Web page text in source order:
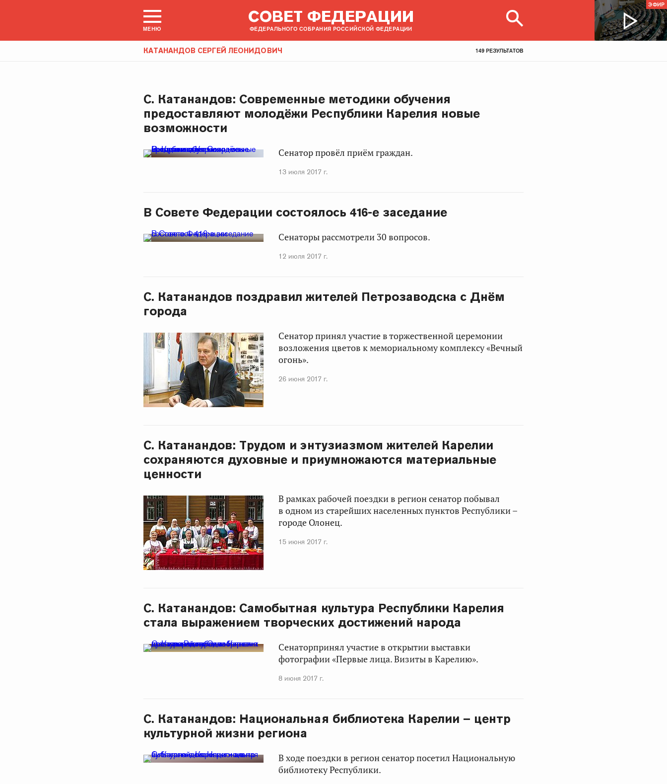
МЕНЮ
СОВЕТ ФЕДЕРАЦИИ
ФЕДЕРАЛЬНОГО СОБРАНИЯ РОССИЙСКОЙ ФЕДЕРАЦИИ
ЭФИР
КАТАНАНДОВ СЕРГЕЙ ЛЕОНИДОВИЧ 149 РЕЗУЛЬТАТОВ
С. Катанандов: Современные методики обучения
предоставляют молодёжи Республики Карелия новые
возможности
Сенатор провёл приём граждан.
13 июля 2017 г.
В Совете Федерации состоялось 416-е заседание
Сенаторы рассмотрели 30 вопросов.
12 июля 2017 г.
С. Катанандов поздравил жителей Петрозаводска с Днём
города
Сенатор принял участие в торжественной церемонии
возложения цветов к мемориальному комплексу «Вечный
огонь».
26 июня 2017 г.
С. Катанандов: Трудом и энтузиазмом жителей Карелии
сохраняются духовные и приумножаются материальные
ценности
В рамках рабочей поездки в регион сенатор побывал
в одном из старейших населенных пунктов Республики –
городе Олонец.
15 июня 2017 г.
С. Катанандов: Самобытная культура Республики Карелия
стала выражением творческих достижений народа
Сенаторпринял участие в открытии выставки
фотографии «Первые лица. Визиты в Карелию».
8 июня 2017 г.
С. Катанандов: Национальная библиотека Карелии – центр
культурной жизни региона
В ходе поездки в регион сенатор посетил Национальную
библиотеку Республики.